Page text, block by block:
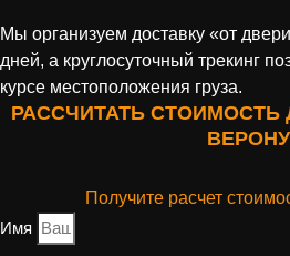
Мы организуем доставку «от
дней, а круглосуточный трекинг
курсе местоположения груза.
РАССЧИТАТЬ СТОИМОСТЬ
ВЕРОНУ
Получите расчет
Имя